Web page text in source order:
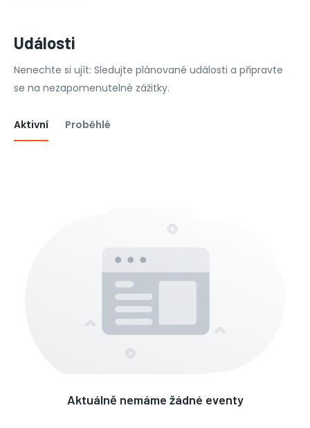
Události
Nenechte si ujít: Sledujte plánované události a připravte
se na nezapomenutelné zážitky.
Aktivní Proběhlé
Aktuálně nemáme žádné eventy